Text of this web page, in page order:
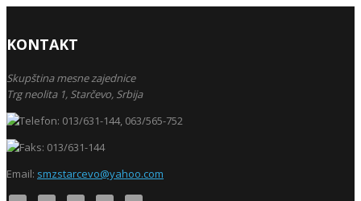
KONTAKT
Skupština mesne zajednice
Trg neolita 1, Starčevo, Srbija
013/631-144, 063/565-752
013/631-144
Email: smzstarcevo@yahoo.com